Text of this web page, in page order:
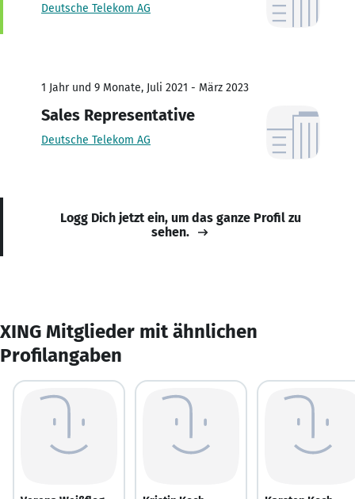
Deutsche Telekom AG
1 Jahr und 9 Monate, Juli 2021 - März 2023
Sales Representative
Deutsche Telekom AG
Logg Dich jetzt ein, um das ganze Profil zu
sehen.
XING Mitglieder mit ähnlichen
Profilangaben